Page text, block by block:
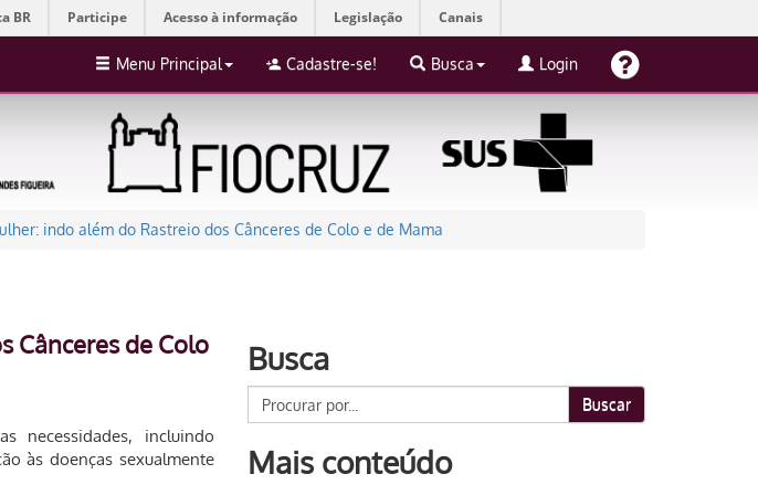
BR Participe Acesso à informação Legislação Canais
Menu Principal Cadastre-se! Busca Login
indo além do Rastreio dos Cânceres de Colo e de Mama
Cânceres de Colo
necessidades, incluindo
às doenças sexualmente
Busca
Buscar
Mais conteúdo